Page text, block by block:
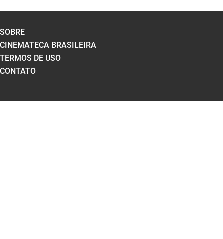
SOBRE
CINEMATECA BRASILEIRA
TERMOS DE USO
CONTATO